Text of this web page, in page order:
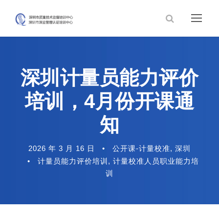
深圳计量员能力评价
培训，4月份开课通
知
2026 年 3 月 16 日 • 公开课-计量校准, 深圳
•
计量员能力评价培训 , 计量校准人员职业能力培
训